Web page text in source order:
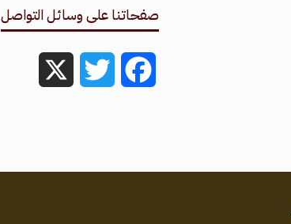
صفحاتنا على وسائل التواصل
Facebook
Twitter